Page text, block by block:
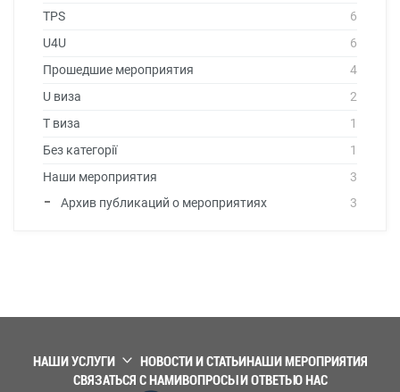
TPS
6
U4U
6
Прошедшие мероприятия
4
U виза
2
T виза
1
Без категорії
1
Наши мероприятия
3
Архив публикаций о мероприятиях
3
НАШИ УСЛУГИ НОВОСТИ И СТАТЬИ НАШИ МЕРОПРИЯТИЯ
СВЯЗАТЬСЯ С НАМИ ВОПРОСЫ И ОТВЕТЫ О НАС